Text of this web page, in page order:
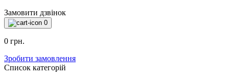
Замовити дзвінок
0
0 грн.
Зробити замовлення
Список категорій